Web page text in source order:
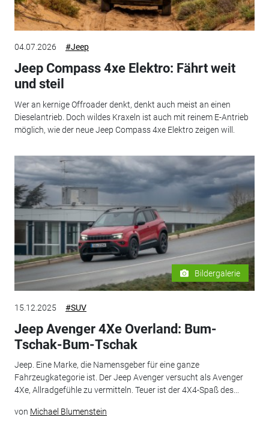
04.07.2026 #Jeep
Jeep Compass 4xe Elektro: Fährt weit
und steil
Wer an kernige Offroader denkt, denkt auch meist an einen
Dieselantrieb. Doch wildes Kraxeln ist auch mit reinem E-Antrieb
möglich, wie der neue Jeep Compass 4xe Elektro zeigen will.
Bildergalerie
15.12.2025 #SUV
Jeep Avenger 4Xe Overland: Bum-
Tschak-Bum-Tschak
Jeep. Eine Marke, die Namensgeber für eine ganze
Fahrzeugkategorie ist. Der Jeep Avenger versucht als Avenger
4Xe, Allradgefühle zu vermitteln. Teuer ist der 4X4-Spaß des...
von Michael Blumenstein